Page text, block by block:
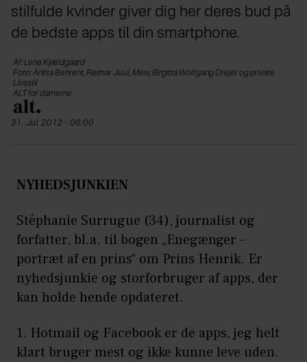
stilfulde kvinder giver dig her deres bud på
de bedste apps til din smartphone.
Af: Lene Kjældgaard
Foto: Anitta Behrent, Reimar Juul, Mew, Birgitta Wolfgang Drejer og private
Livsstil
ALT for damerne
31. Jul 2012 - 06:00
NYHEDSJUNKIEN
Stéphanie Surrugue (34), journalist og
forfatter, bl.a. til bogen „Enegænger –
portræt af en prins“ om Prins Henrik. Er
nyhedsjunkie og storforbruger af apps, der
kan holde hende opdateret.
1. Hotmail og Facebook er de apps, jeg helt
klart bruger mest og ikke kunne leve uden.